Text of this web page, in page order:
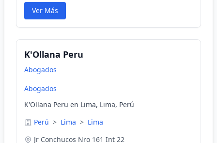
Ver Más
K'Ollana Peru
Abogados
Abogados
K'Ollana Peru en Lima, Lima, Perú
Perú > Lima > Lima
Jr Conchucos Nro 161 Int 22